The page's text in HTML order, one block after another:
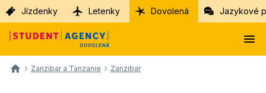
Jízdenky Letenky Dovolená Jazykové
Zanzibar a Tanzanie Zanzibar